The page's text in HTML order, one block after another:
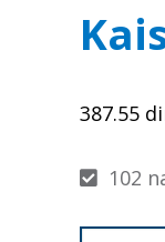
387.55
102